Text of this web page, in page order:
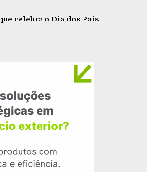
celebra o Dia dos Pais